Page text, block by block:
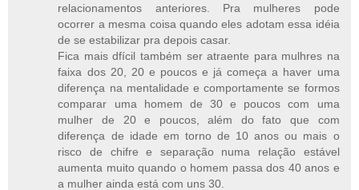
relacionamentos anteriores. Pra mulheres pode
ocorrer a mesma coisa quando eles adotam essa idéia
de se estabilizar pra depois casar.
Fica mais dfícil também ser atraente para mulhres na
faixa dos 20, 20 e poucos e já começa a haver uma
diferença na mentalidade e comportamente se formos
comparar uma homem de 30 e poucos com uma
mulher de 20 e poucos, além do fato que com
diferença de idade em torno de 10 anos ou mais o
risco de chifre e separação numa relação estável
aumenta muito quando o homem passa dos 40 anos e
a mulher ainda está com uns 30.